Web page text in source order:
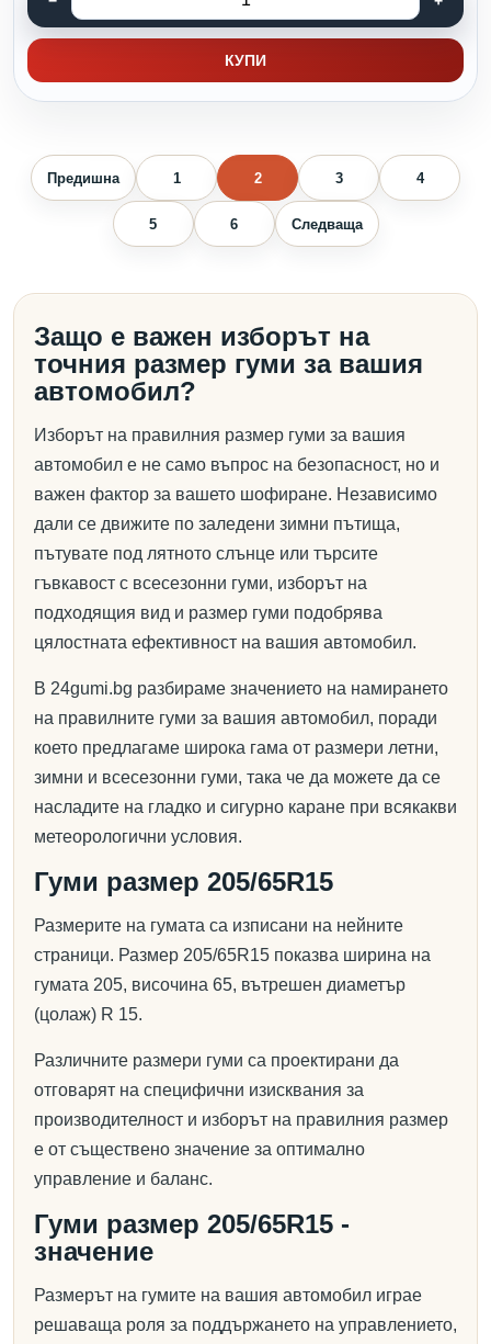
КУПИ
Предишна 1 2 3 4
5 6 Следваща
Защо е важен изборът на
точния размер гуми за вашия
автомобил?
Изборът на правилния размер гуми за вашия
автомобил е не само въпрос на безопасност, но и
важен фактор за вашето шофиране. Независимо
дали се движите по заледени зимни пътища,
пътувате под лятното слънце или търсите
гъвкавост с всесезонни гуми, изборът на
подходящия вид и размер гуми подобрява
цялостната ефективност на вашия автомобил.
В 24gumi.bg разбираме значението на намирането
на правилните гуми за вашия автомобил, поради
което предлагаме широка гама от размери летни,
зимни и всесезонни гуми, така че да можете да се
насладите на гладко и сигурно каране при всякакви
метеорологични условия.
Гуми размер 205/65R15
Размерите на гумата са изписани на нейните
страници. Размер 205/65R15 показва ширина на
гумата 205, височина 65, вътрешен диаметър
(цолаж) R 15.
Различните размери гуми са проектирани да
отговарят на специфични изисквания за
производителност и изборът на правилния размер
е от съществено значение за оптимално
управление и баланс.
Гуми размер 205/65R15 -
значение
Размерът на гумите на вашия автомобил играе
решаваща роля за поддържането на управлението,